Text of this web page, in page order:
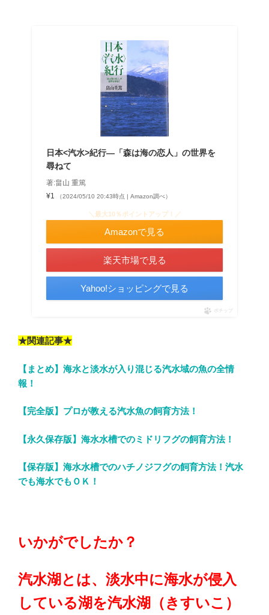
日本<汽水>紀行―「森は海の恋人」の世界を
尋ねて
著:畠山 重篤
¥1
（2024/05/10 20:43時点 | Amazon調べ）
＼最大10％ポイントアップ！／
Amazonで見る
楽天市場で見る
Yahoo!ショッピングで見る
ポチップ
★関連記事★
【まとめ】海水と淡水が入り混じる汽水域の魚の全情
報！
【完全版】プロが教える汽水魚の飼育方法！
【永久保存版】海水水槽でのミドリフグの飼育方法！
【保存版】海水水槽でのハチノジフグの飼育方法！汽水
でも海水でもＯＫ！
いかがでしたか？
汽水湖とは、淡水中に海水が侵入
している湖を汽水湖（きすいこ）